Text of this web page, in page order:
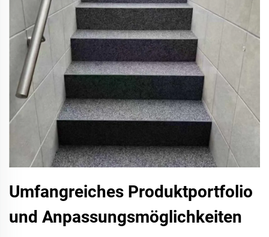
Umfangreiches Produktportfolio
und Anpassungsmöglichkeiten